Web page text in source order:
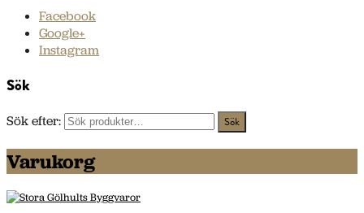
Facebook
Google+
Instagram
Sök
Sök efter:
Varukorg